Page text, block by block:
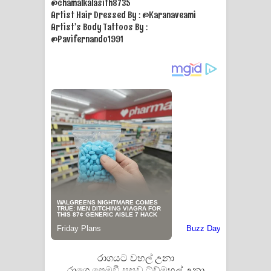
Manobhawa Song Lyrics - මනෝභව
Akahe Indala Song Lyrics - ආකාහේ
ඉඳලා ගීතයේ පද පෙළ
Raawaya Song Lyrics - රාවය ගීතයේ
පද පෙළ
Saddeta Denna Song Lyrics - සද්දෙට
දෙන්න ගීතයේ පද පෙළ
Kaalaya Song Lyrics - කාලය ගීතයේ පද
@chamalkalasith8735
Artist Hair Dressed By : @Karanaveami
Artist's Body Tattoos By :
@Pavifernando1991
රාගයට වහල් උනා